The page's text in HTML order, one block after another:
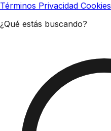
Términos Privacidad Cookies
¿Qué estás buscando?